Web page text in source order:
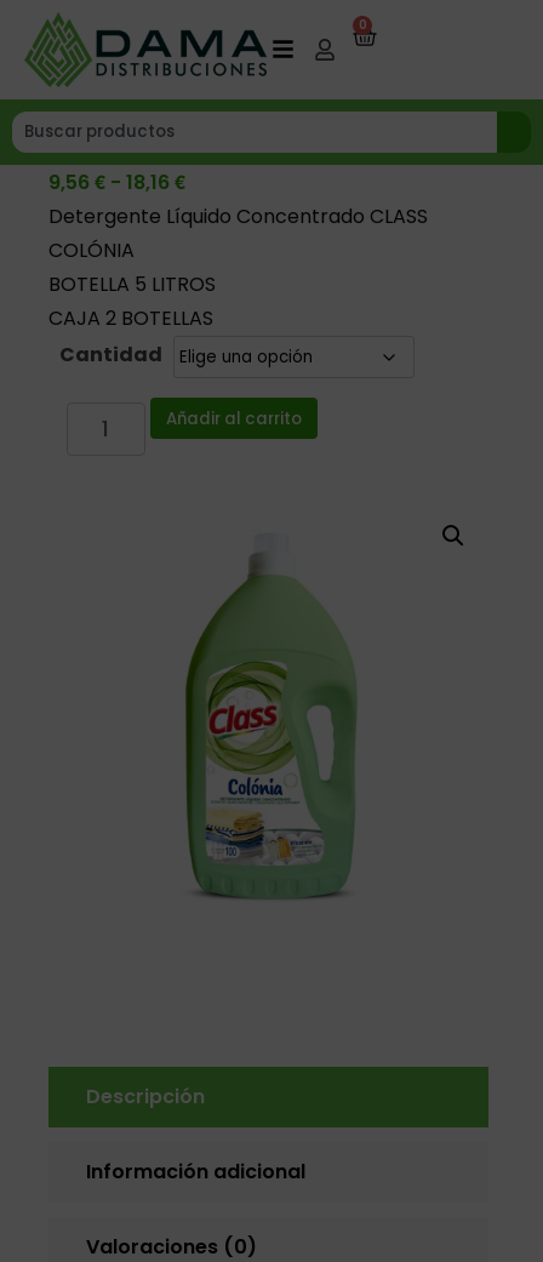
0
9,56 € - 18,16 €
Detergente Líquido Concentrado CLASS
COLÓNIA
BOTELLA 5 LITROS
CAJA 2 BOTELLAS
Cantidad
Añadir al carrito
Descripción
Información adicional
Valoraciones (0)